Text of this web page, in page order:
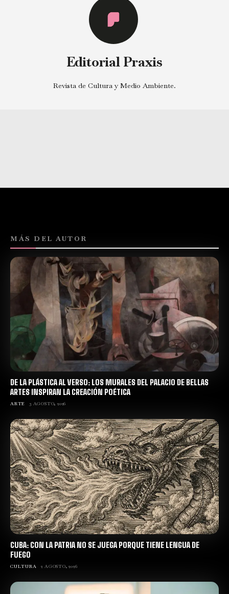
Editorial Praxis
Revista de Cultura y Medio Ambiente.
MÁS DEL AUTOR
DE LA PLÁSTICA AL VERSO: LOS MURALES DEL PALACIO DE BELLAS
ARTES INSPIRAN LA CREACIÓN POÉTICA
ARTE 3 AGOSTO, 2026
CUBA: CON LA PATRIA NO SE JUEGA PORQUE TIENE LENGUA DE
FUEGO
CULTURA 2 AGOSTO, 2026